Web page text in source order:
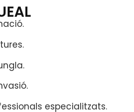
especialitzats.